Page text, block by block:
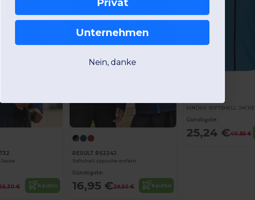
€ Kaufen
RESULT RS224J
Softshell capuche enfant
Günstigste:
16,95 €29,50 € Kaufen
Kariban K402
KINDER SOFTSHELL JACKE
Günstigste:
25,24 €40,85 €
Privat
Unternehmen
Nein, danke